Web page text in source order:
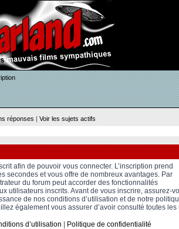
réponses | Voir les sujets actifs
afin de pouvoir vous connecter. L’inscription prend
secondes et vous offre de nombreux avantages. Par
du forum peut accorder des fonctionnalités
utilisateurs inscrits. Avant de vous inscrire, assurez-
de nos conditions d’utilisation et de notre
également vous assurer d’avoir consulté toutes les
d’utilisation
Politique de confidentialité